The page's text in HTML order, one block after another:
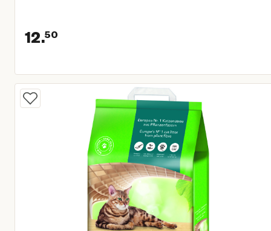
12.50
Huidige prijs € 12,50